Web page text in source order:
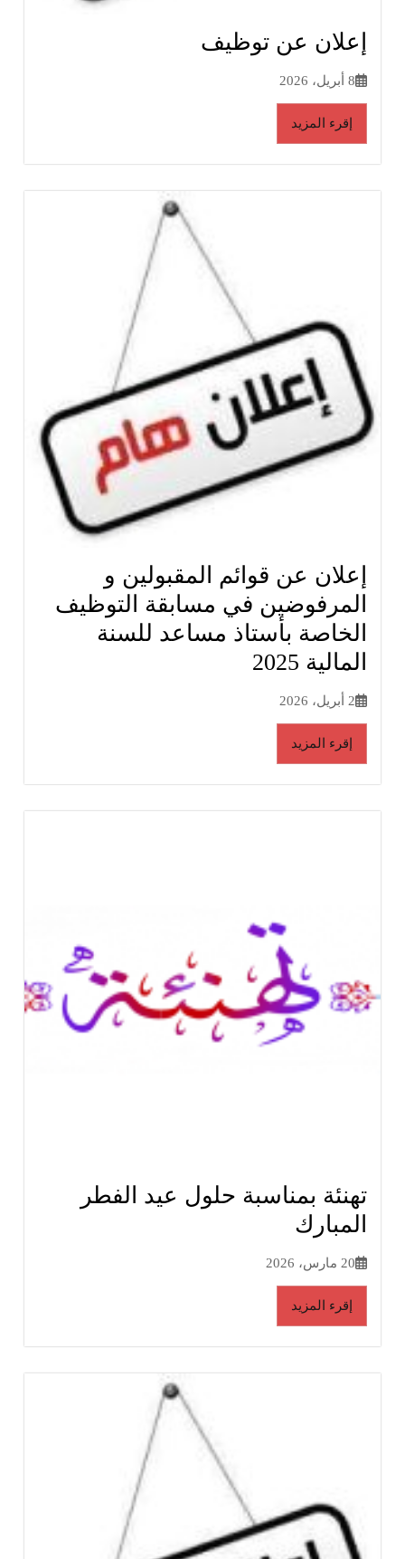
إعلان عن توظيف
8 أبريل، 2026
إقرء المزيد
إعلان عن قوائم المقبولين و
المرفوضين في مسابقة التوظيف
الخاصة بأستاذ مساعد للسنة
المالية 2025
2 أبريل، 2026
إقرء المزيد
تهنئة بمناسبة حلول عيد الفطر
المبارك
20 مارس، 2026
إقرء المزيد